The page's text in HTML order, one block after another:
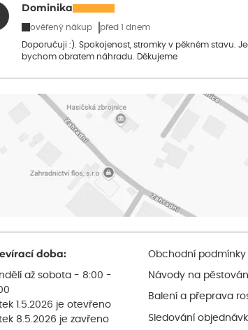
Dominika
ověřený nákup před 1 dnem
Doporučuji :). Spokojenost, stromky v pěkném stavu.
bychom obratem náhradu. Děkujeme
doba:
až sobota - 8:00 -
1.5.2026 je otevřeno
8.5.2026 je zavřeno
Obchodní podmínky
Návody na
Balení a přeprava
Sledování